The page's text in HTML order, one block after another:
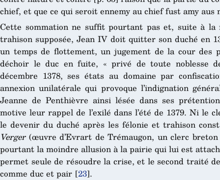
chief, et que ce qui seroit ennemy au chief fust amy aus
Cette sommation ne suffit pourtant pas et, suite à la
trahison supposée, Jean IV doit quitter son duché en
un temps de flottement, un jugement de la cour
déchoir le duc en fuite, « privé de toute noblesse
décembre 1378, ses états au domaine par
annexion unilatérale qui provoque l’indignation
Jeanne de Penthièvre ainsi lésée dans ses
motive leur rappel de l’exilé dans l’été de 1379. Ni le
le devenir du duché après les félonie et trahison
Verger(œuvre d’Evrart de Trémaugon, un clerc
pourtant la moindre allusion à la pairie qui lui est
permet seule de résoudre la crise, et le second traité
comme duc et pair [23].